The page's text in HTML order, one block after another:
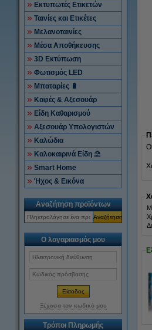
Εκτυπωτές Ετικετών
Ταινίες και Ετικέτες
Μελανοταινίες
Μέσα Αποθήκευσης
3D Εκτύπωση
Φωτισμός LED
Μπαταρίες 🔋
Καφές & Αξεσουάρ
Είδη Καθαρισμού
Αξεσουάρ Υπολογιστών
Καλώδια
Καλοκαιρινά Είδη ⛱
Smart Home
Ήχος & Εικόνα
Αναζήτηση προϊόντων
Αναζήτηση
Ο λογαριασμός μου
Ξέχασα τον κωδικό μου
Τρόποι Πληρωμής